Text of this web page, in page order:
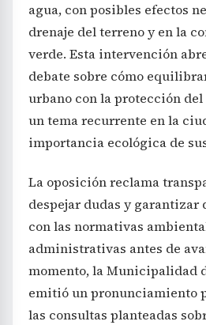
agua, con posibles efectos
drenaje del terreno y en la
verde. Esta intervención
debate sobre cómo
urbano con la protección
un tema recurrente en la
importancia ecológica de
La oposición reclama
despejar dudas y garantizar
con las normativas
administrativas antes de
momento, la Municipalidad
emitió un pronunciamiento
las consultas planteadas